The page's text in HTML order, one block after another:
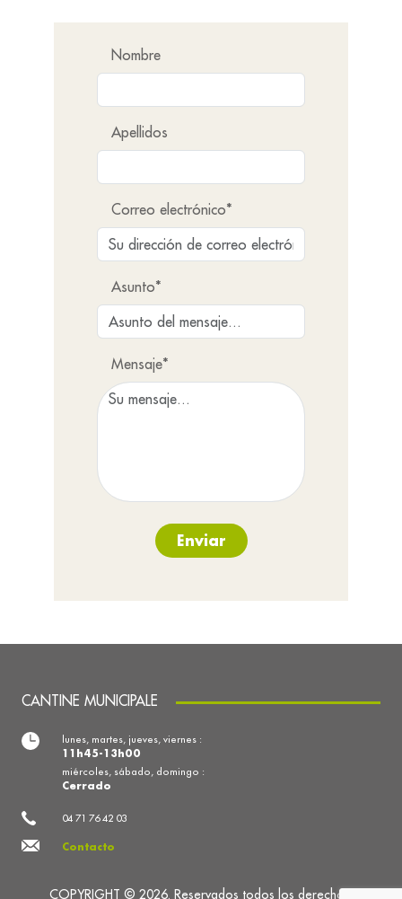
Nombre
Apellidos
Correo electrónico*
Asunto*
Mensaje*
Enviar
CANTINE MUNICIPALE
04 71 76 42 03
Contacto
lunes, martes, jueves, viernes :
11h45-13h00
miércoles, sábado, domingo :
Cerrado
COPYRIGHT © 2026. Reservados todos los derechos.